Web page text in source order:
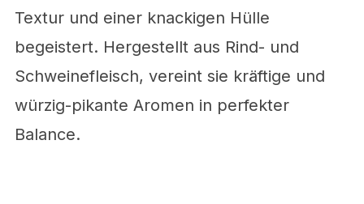
Textur und einer knackigen Hülle
begeistert. Hergestellt aus Rind- und
Schweinefleisch, vereint sie kräftige und
würzig-pikante Aromen in perfekter
Balance.